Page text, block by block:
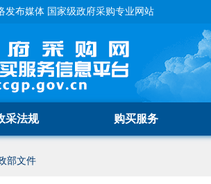
发布媒体 国家级政府采购专业网站
采法规 购买服务
部文件